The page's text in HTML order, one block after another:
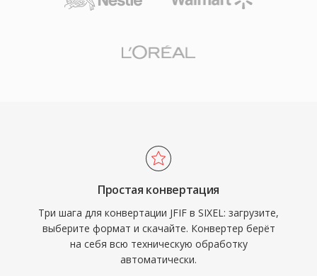
Простая конвертация
Три шага для конвертации JFIF в SIXEL: загрузите,
выберите формат и скачайте. Конвертер берёт
на себя всю техническую обработку
автоматически.